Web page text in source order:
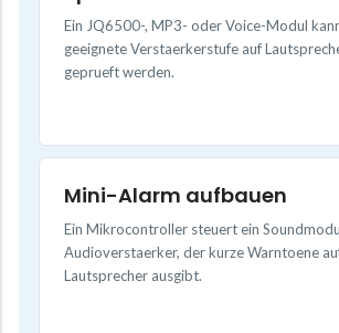
Ein JQ6500-, MP3- oder Voice-Modul
geeignete Verstaerkerstufe auf
geprueft werden.
Mini-Alarm aufbauen
Ein Mikrocontroller steuert ein
Audioverstaerker, der kurze Warntoene
Lautsprecher ausgibt.